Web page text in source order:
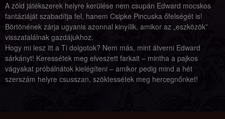
A zöld játékszerek helyre kerülése nem csupán Edward mocskos
fantáziáját szabadítja fel, hanem Csipke Pincuska őfelségét is!
Börtönének zárja ugyanis azonnal kinyílik, amikor az „eszközök”
visszatalálnak gazdájukhoz.
Hogy mi lesz itt a Ti dolgotok? Nem más, mint átverni Edward
sárkányt! Keressétek meg elveszett farkait – mintha a pajkos
vágyakat próbálnátok kielégíteni – amikor pedig mind a hét
szerszám helyre csusszan, szöktessétek meg hercegnőnket!